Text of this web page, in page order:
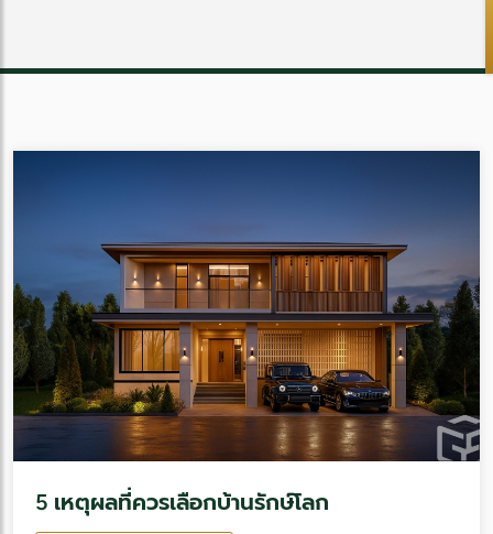
5 เหตุผลที่ควรเลือกบ้านรักษ์โลก